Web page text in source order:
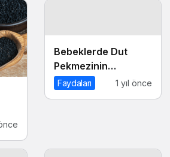
Bebeklerde Dut
Pekmezinin
Faydaları Nelerdir?
Faydaları 1 yıl önce